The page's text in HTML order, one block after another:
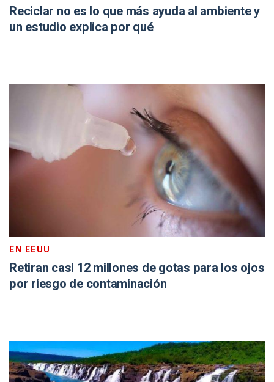
Reciclar no es lo que más ayuda al ambiente y
un estudio explica por qué
EN EEUU
Retiran casi 12 millones de gotas para los ojos
por riesgo de contaminación